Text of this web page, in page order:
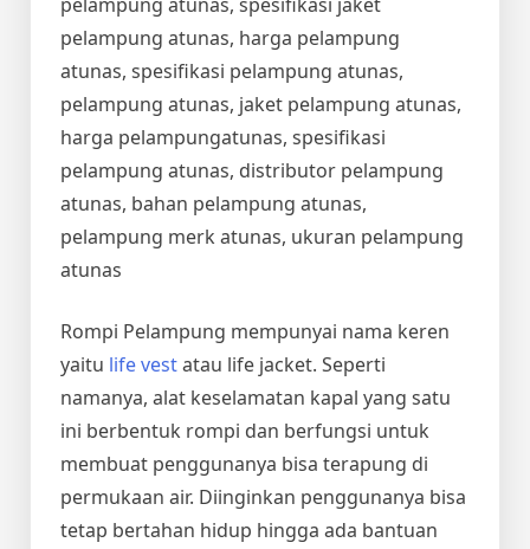
pelampung atunas, harga pelampung
atunas, spesifikasi pelampung atunas,
pelampung atunas, jaket pelampung atunas,
harga pelampungatunas, spesifikasi
pelampung atunas, distributor pelampung
atunas, bahan pelampung atunas,
pelampung merk atunas, ukuran pelampung
atunas
Rompi Pelampung mempunyai nama keren
yaitu life vestatau life jacket. Seperti
namanya, alat keselamatan kapal yang satu
ini berbentuk rompi dan berfungsi untuk
membuat penggunanya bisa terapung di
permukaan air. Diinginkan penggunanya bisa
tetap bertahan hidup hingga ada bantuan